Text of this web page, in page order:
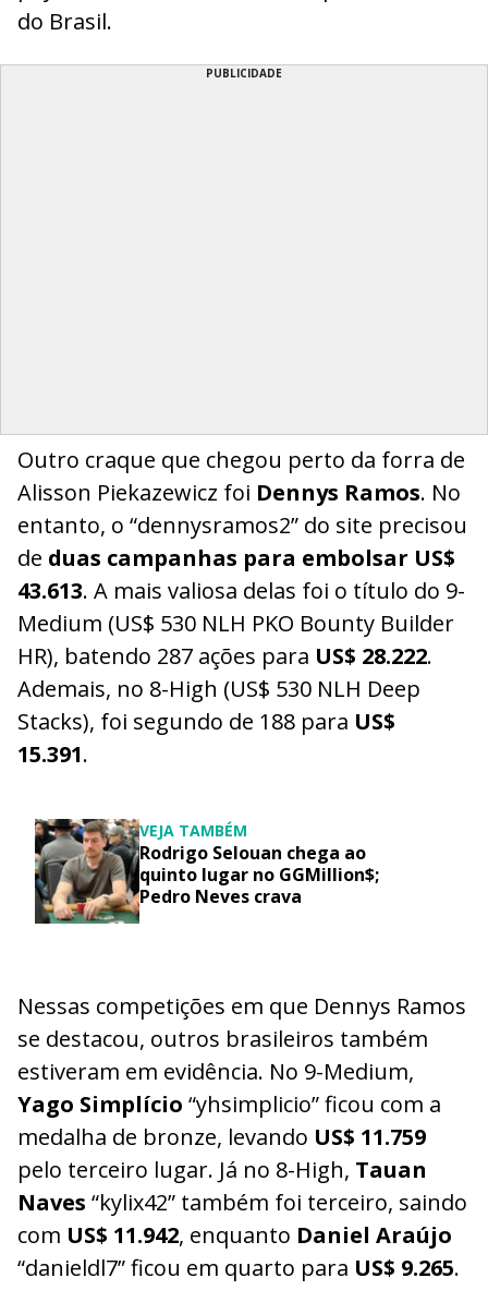
do Brasil.
PUBLICIDADE
Outro craque que chegou perto da forra de
Alisson Piekazewicz foi Dennys Ramos. No
entanto, o “dennysramos2” do site precisou
de duas campanhas para embolsar US$
43.613. A mais valiosa delas foi o título do 9-
Medium (US$ 530 NLH PKO Bounty Builder
HR), batendo 287 ações para US$ 28.222.
Ademais, no 8-High (US$ 530 NLH Deep
Stacks), foi segundo de 188 para US$
15.391.
VEJA TAMBÉM
Rodrigo Selouan chega ao
quinto lugar no GGMillion$;
Pedro Neves crava
Nessas competições em que Dennys Ramos
se destacou, outros brasileiros também
estiveram em evidência. No 9-Medium,
Yago Simplício “yhsimplicio” ficou com a
medalha de bronze, levando US$ 11.759
pelo terceiro lugar. Já no 8-High, Tauan
Naves “kylix42” também foi terceiro, saindo
com US$ 11.942, enquanto Daniel Araújo
“danieldl7” ficou em quarto para US$ 9.265.